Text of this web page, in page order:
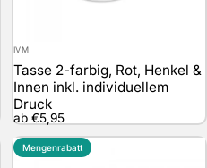
Anbieter:
IVM
Tasse 2-farbig, Rot, Henkel &
Innen inkl. individuellem
Druck
ab €5,95
Mengenrabatt